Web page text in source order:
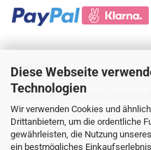
Diese Webseite
Technologien
Wir verwenden Cookies und
Drittanbietern, um die ordentliche
gewährleisten, die Nutzung
ein bestmögliches
KONTAKT
Stoffeinsel / Schneiderei Hemsbach
Gleiwitzer Str. 14
69502 Hemsbach
+49 6201 8735035